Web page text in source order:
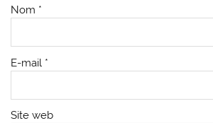
Nom *
E-mail *
Site web